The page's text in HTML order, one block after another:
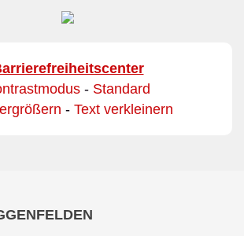
- Standard
- Text verkleinern